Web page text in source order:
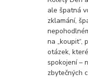
ale špatná
zklamání,
na „koupit“,
otázek,
spokojení –
zbytečných